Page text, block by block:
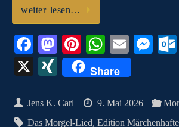
weiter lesen…
Fa
ce
bo
ok
M
as
to
do
n
Pi
nt
er
es
t
W
ha
ts
A
pp
E
m
ail
M
ng
er
X
X
N
Share
Jens K. Carl 9. Mai 2026
Das Morgel-Lied,Edition